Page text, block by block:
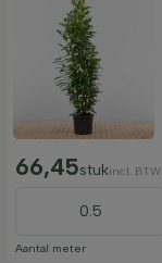
66,45stukincl.
Aantal meter